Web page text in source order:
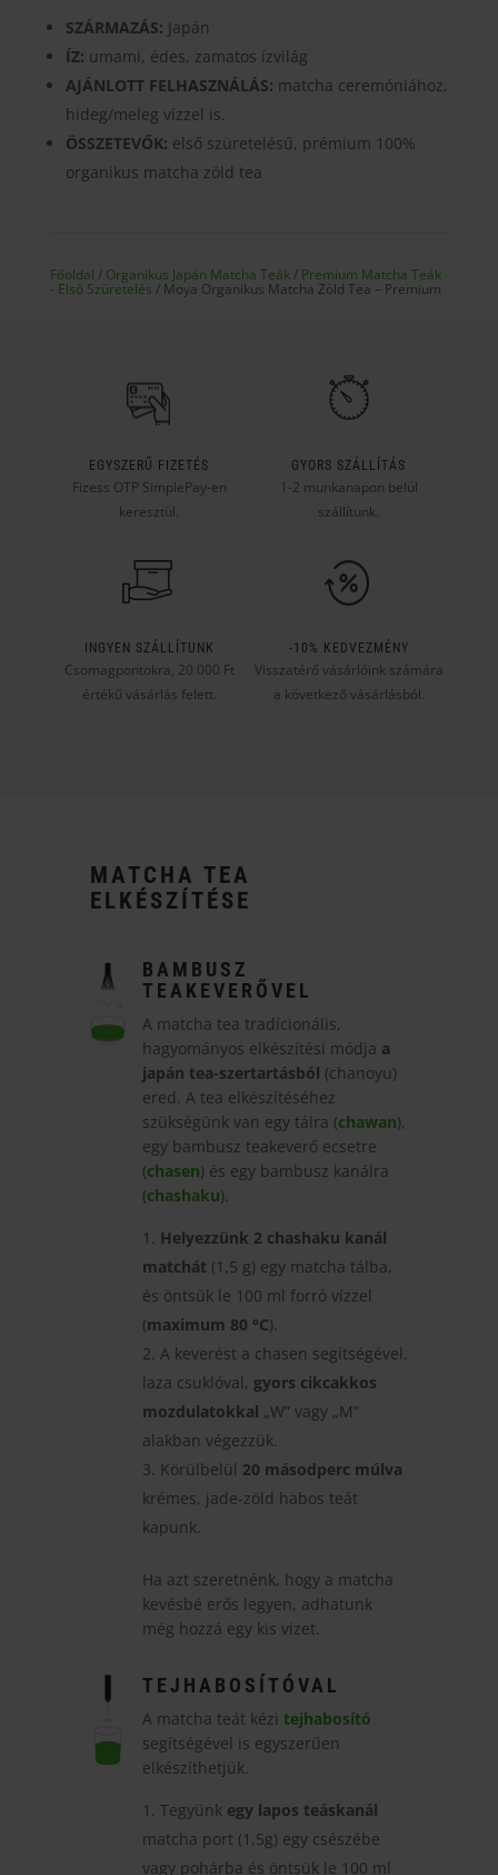
Tea
–
Premium
mennyiség
SZÁRMAZÁS: Japán
ÍZ: umami, édes, zamatos ízvilág
AJÁNLOTT FELHASZNÁLÁS: matcha ceremóniához,
hideg/meleg vízzel is.
ÖSSZETEVŐK: első szüretelésű, prémium 100%
organikus matcha zöld tea
Főoldal / Organikus Japán Matcha Teák/ Premium Matcha Teák
- Első Szüretelés / Moya Organikus Matcha Zöld Tea – Premium
EGYSZERŰ FIZETÉS
Fizess OTP SimplePay-en
keresztül.
GYORS SZÁLLÍTÁS
1-2 munkanapon belül
szállítunk.
INGYEN SZÁLLÍTUNK
Csomagpontokra, 20 000 Ft
értékű vásárlás felett.
-10% KEDVEZMÉNY
Visszatérő vásárlóink számára
a következő vásárlásból.
​MATCHA TEA
ELKÉSZÍTÉSE
BAMBUSZ
TEAKEVERŐVEL
A matcha tea tradícionális,
hagyományos elkészítési módja a
japán tea-szertartásból (chanoyu)
ered. A tea elkészítéséhez
szükségünk van egy tálra (chawan),
egy bambusz teakeverő ecsetre
(chasen) és egy bambusz kanálra
(chashaku).
Helyezzünk 2 chashaku kanál
matchát (1,5 g) egy matcha tálba,
és öntsük le 100 ml forró vízzel
(maximum 80 °C).
A keverést a chasen segítségével,
laza csuklóval, gyors cikcakkos
mozdulatokkal „W” vagy „M”
alakban végezzük.
Körülbelül 20 másodperc múlva
krémes, jade-zöld habos teát
kapunk.
Ha azt szeretnénk, hogy a matcha
kevésbé erős legyen, adhatunk
még hozzá egy kis vizet.
TEJHABOSÍTÓVAL
A matcha teát kézi tejhabosító
segítségével is egyszerűen
elkészíthetjük.
Tegyünk egy lapos teáskanál
matcha port (1,5g) egy csészébe
vagy pohárba és öntsük le 100 ml